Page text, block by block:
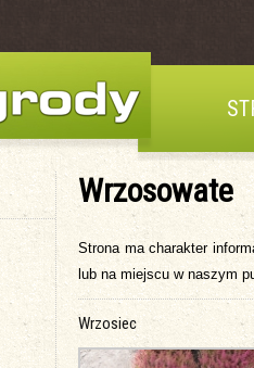
Wrzosowate
Strona ma charakter
lub na miejscu w naszym
Wrzosiec